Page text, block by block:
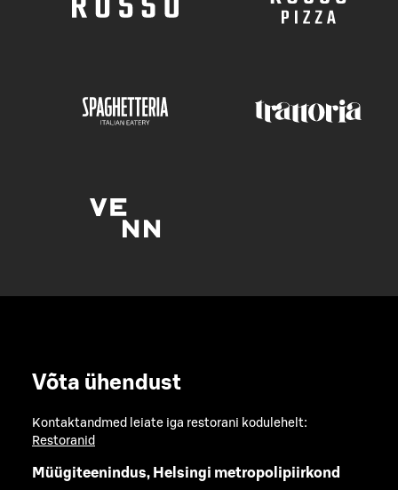
Võta ühendust
Kontaktandmed leiate iga restorani kodulehelt:
Restoranid
Müügiteenindus, Helsingi metropolipiirkond